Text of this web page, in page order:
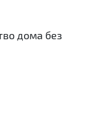
дома без